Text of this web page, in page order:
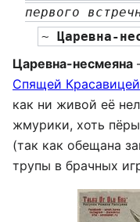
первого
~ Царевна-
Царевна-несмеяна
Спящей Красавицей
как ни живой её
жмурики, хоть
(так как обещана
трупы в брачных